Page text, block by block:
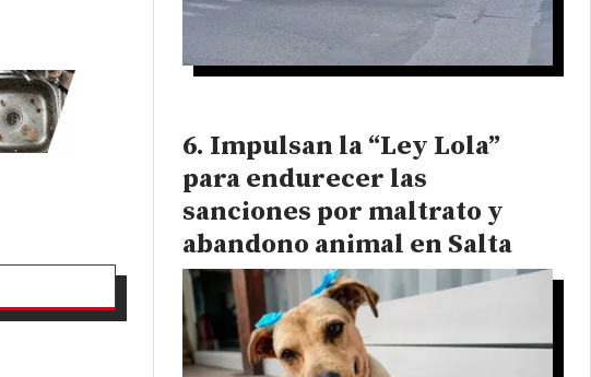
Impulsan la “Ley Lola”
para endurecer las
sanciones por maltrato y
abandono animal en Salta